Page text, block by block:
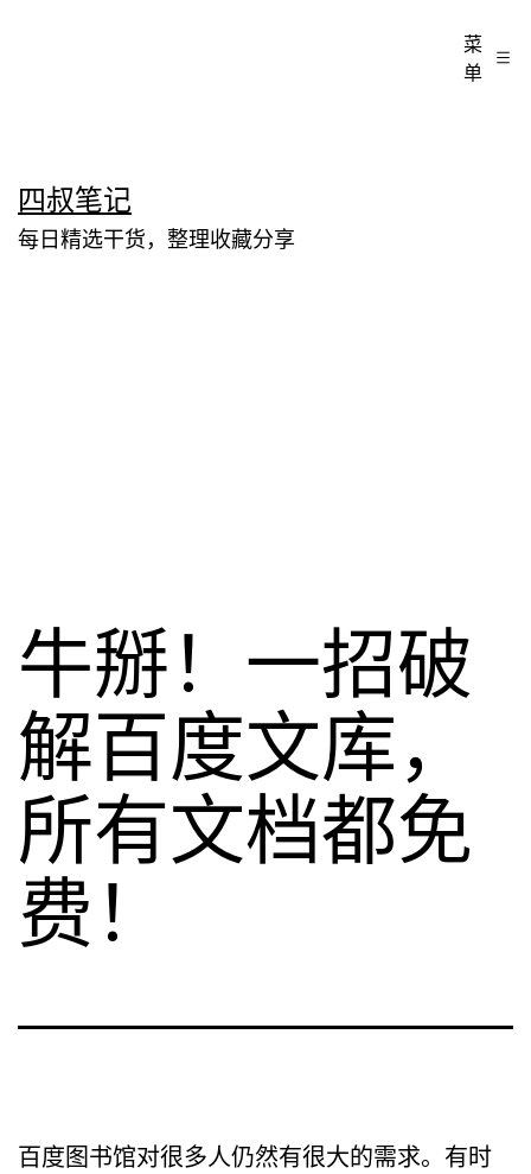
至
内
四叔笔记
每日精选干货，整理收藏分享
菜
单
牛掰！一招破
解百度文库，
所有文档都免
费！
百度图书馆对很多人仍然有很大的需求。有时